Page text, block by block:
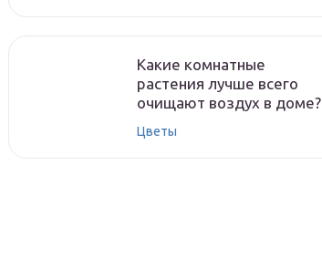
Какие комнатные
растения лучше всего
очищают воздух в доме?
Цветы